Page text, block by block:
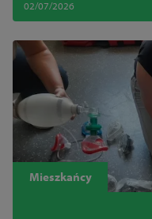
02/07/2026
Mieszkańcy